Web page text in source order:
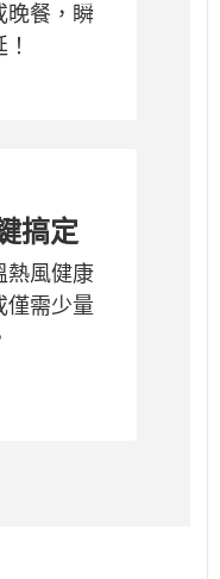
晚餐，瞬
搞定
熱風健康
僅需少量